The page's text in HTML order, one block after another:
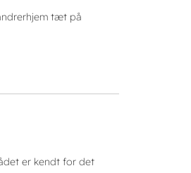
tæt på
er kendt for det